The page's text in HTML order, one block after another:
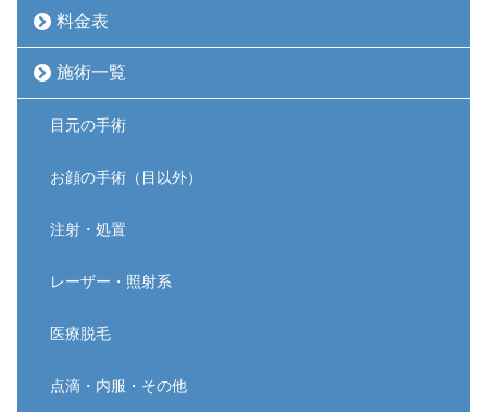
料金表
施術一覧
目元の手術
お顔の手術（目以外）
注射・処置
レーザー・照射系
医療脱毛
点滴・内服・その他